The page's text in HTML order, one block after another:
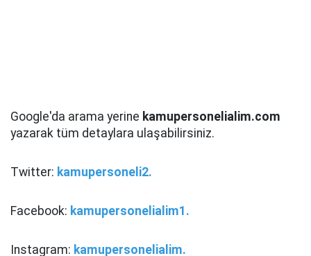
Google'da arama yerine kamupersonelialim.com
yazarak tüm detaylara ulaşabilirsiniz.
Twitter: kamupersoneli2.
Facebook: kamupersonelialim1.
Instagram: kamupersonelialim.